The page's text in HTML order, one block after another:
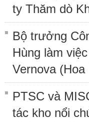
ty Thăm dò
Bộ trưởng
Hùng làm
Vernova (Hoa
PTSC và
tác kho nổi